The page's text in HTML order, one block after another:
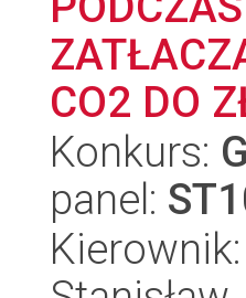
CO2 DO
Konkurs:
panel: